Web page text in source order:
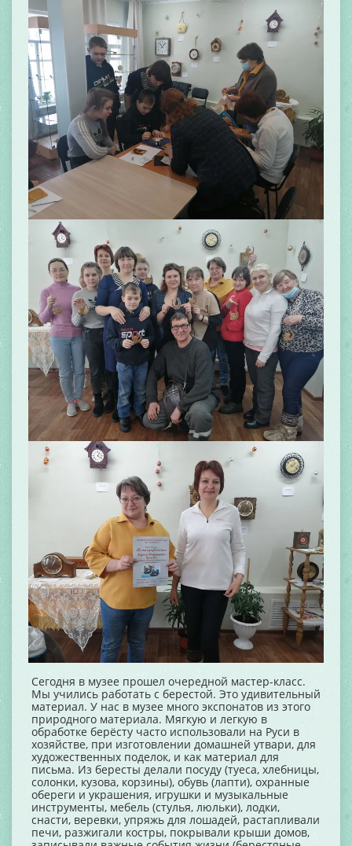
Сегодня в музее прошел очередной мастер-класс.
Мы учились работать с берестой. Это удивительный
материал. У нас в музее много экспонатов из этого
природного материала. Мягкую и легкую в
обработке берёсту часто использовали на Руси в
хозяйстве, при изготовлении домашней утвари, для
художественных поделок, и как материал для
письма. Из бересты делали посуду (туеса, хлебницы,
солонки, кузова, корзины), обувь (лапти), охранные
обереги и украшения, игрушки и музыкальные
инструменты, мебель (стулья, люльки), лодки,
снасти, веревки, упряжь для лошадей, растапливали
печи, разжигали костры, покрывали крыши домов,